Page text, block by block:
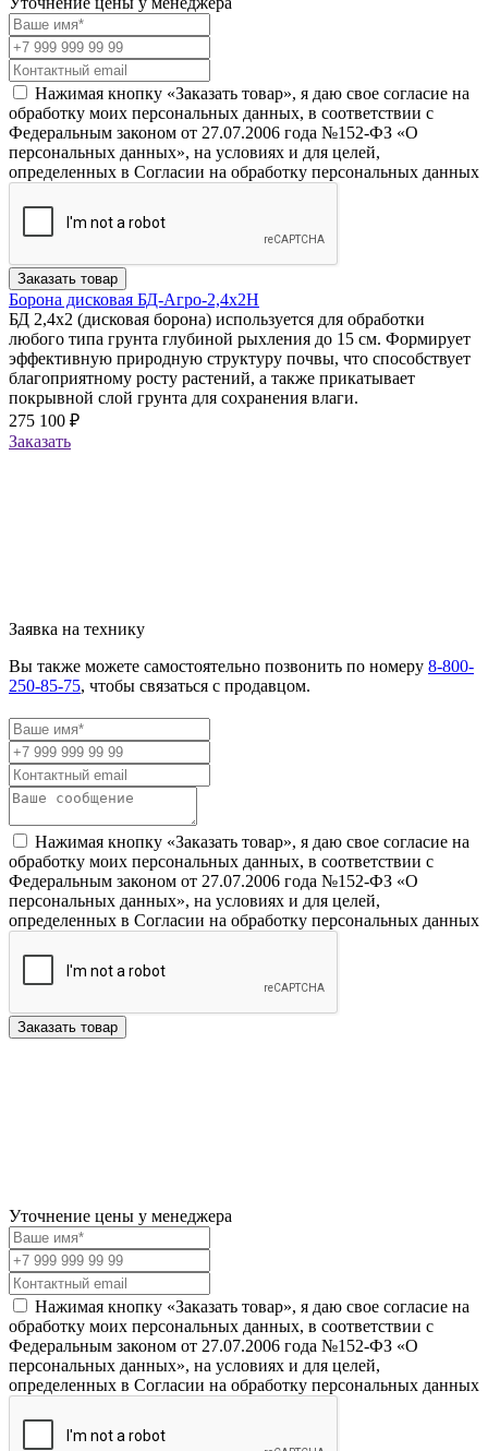
Нажимая кнопку «Заказать товар», я даю свое согласие на
обработку моих персональных данных, в соответствии с
Федеральным законом от 27.07.2006 года №152-ФЗ «О
персональных данных», на условиях и для целей,
определенных в Согласии на обработку персональных данных
Заказать товар
Борона дисковая БД-Агро-2,4х2Н
БД 2,4х2 (дисковая борона) используется для обработки
любого типа грунта глубиной рыхления до 15 см. Формирует
эффективную природную структуру почвы, что способствует
благоприятному росту растений, а также прикатывает
покрывной слой грунта для сохранения влаги.
275 100 ₽
Заказать
Заявка на технику
Вы также можете самостоятельно позвонить по номеру 8-800-
250-85-75, чтобы связаться с продавцом.
Нажимая кнопку «Заказать товар», я даю свое согласие на
обработку моих персональных данных, в соответствии с
Федеральным законом от 27.07.2006 года №152-ФЗ «О
персональных данных», на условиях и для целей,
определенных в Согласии на обработку персональных данных
Заказать товар
Уточнение цены у менеджера
Нажимая кнопку «Заказать товар», я даю свое согласие на
обработку моих персональных данных, в соответствии с
Федеральным законом от 27.07.2006 года №152-ФЗ «О
персональных данных», на условиях и для целей,
определенных в Согласии на обработку персональных данных